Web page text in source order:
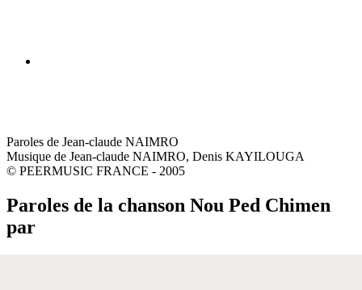
Paroles de Jean-claude NAIMRO
Musique de Jean-claude NAIMRO, Denis KAYILOUGA
© PEERMUSIC FRANCE - 2005
Paroles de la chanson Nou Ped Chimen
par